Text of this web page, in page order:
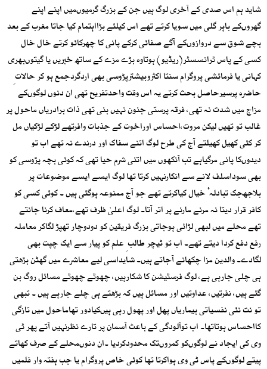
شاید ہم اس صدی کے آخری لوگ ہیں جن کے بزرگ گرمیوںمیں اپنے اپنے
گھروںکے باہر گلی میں سویا کرتے تھے اس کیلئے بڑااہتمام کیا جاتا مغرب کے بعد
بچے شوق سے دروازوںکے آگے صفائی کرکے پانی کا چھرکائو کرتے خال خال
کسی کے پاس ٹرانسسٹر(ریڈیو) ہوتاوہ بڑے مزے کے ساتھ خبریں یا گیتوںبھری
کہانی یا فرمائشی پروگرام سنتا اکثروبیشترپڑوسی بھی اردگردجمع ہو کر حالات ِ
حاضرہ پرسیرحاصل بحث کرتے یہ اس وقت واحدتفریح تھی ان دنوں لوگوںکے
مزاج میں شدت نہ تھی، فرقہ پرستی جنون نہیں بنی تھی ذات برادریاں ماحول پر
غالب تو تھیں لیکن مروت،احساس اوراخوت کے جذبات وافرتھے لڑکے لڑکیاں مل
کر کئی کھیل کھیلتے آج کی طرح لوگ اتنے سفاک اور درندے نہ تھے اب تو
دیدوںکا پانی مرگیاہے تب آنکھوں میں اتنی شرم حیا تھی کہ کوئی بچہ پڑوسی کو
بھی سوداسلف لانے سے انکارنہیں کرتا تھا لوگ ایسے ایسے موضوعات پر
بلاجھجک تبادلہ ٔ خیال کیاکرتے تھے جو آج ممنوعہ ہوگئی ہیں ۔ کوئی کسی کو
کافر قرار دیتا نہ مرنے مارنے پر اتر آتا۔ لوگ اعلیٰ ظرف تھے،معاف کرنا جانتے
تھے محلے میں لبھی لڑائی ہوجاتی بزرگ فریقین کو دودوچار تھپڑ لگاکر معاملہ
رفع دفع کردا دیتے تھے۔ اب تو ٹیچر طالب ِ علم کو پیار سے ایک چپت بھی
لگادے۔ والدین مزا چکھانے آجاتے ہیں۔ شایداسی لیے معاشرے میں گھٹن بڑھتی
ہی چلی جارہی ہے، لوگ فرسٹیشن کا شکارہیں، چھوٹے چھوٹے مسائل روگ بن
گئے ہیں، نفرتیں، عداوتیں اور مسائل ہیں کہ بڑھتے ہی چلے جارہے ہیں ۔ تبھی
تو نت نئی نفسیاتی بیماریاں پھل اور پھول رہی ہیںکیادور تھاماحول میں تازگی
کااحساس ہوتاتھا۔ اب توآلودگی کے باعث آسمان پر تارے نظرنہیں آتے پھر ٹی
وی کی ایجاد نے لوگوںکو کمروںتک محدودکردیا ۔ان دنوںمحلے کے صرف کھاتے
پیتے لوگوںکے پاس ٹی وی ہواکرتا تھا کوئی خاص پروگرام یا جب ہفتہ وار فلمیں